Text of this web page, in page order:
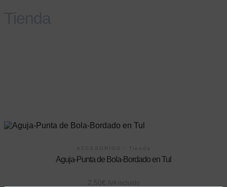
ACCESORIOS Tienda
Aguja-Punta de Bola-Bordado en Tul
2,50€ IVA incluido